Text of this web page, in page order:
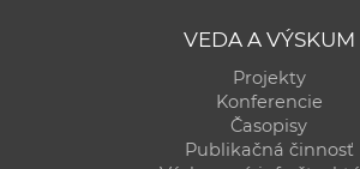
VEDA A VÝSKUM
Projekty
Konferencie
Časopisy
Publikačná činnosť